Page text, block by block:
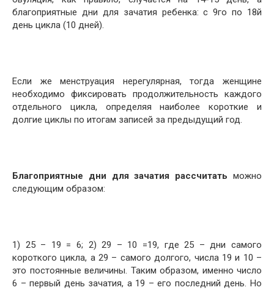
благоприятные дни для зачатия ребенка: с 9го по 18й
день цикла (10 дней).
Если же менструация нерегулярная, тогда женщине
необходимо фиксировать продолжительность каждого
отдельного цикла, определяя наиболее короткие и
долгие циклы по итогам записей за предыдущий год.
Благоприятные дни для зачатия рассчитать можно
следующим образом:
1) 25 – 19 = 6; 2) 29 – 10 =19, где 25 – дни самого
короткого цикла, а 29 – самого долгого, числа 19 и 10 –
это постоянные величины. Таким образом, именно число
6 – первый день зачатия, а 19 – его последний день. Но